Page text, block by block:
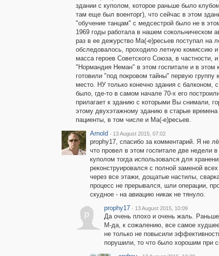
здании с куполом, которое раньше было
там еще был военторг), что сейчас в этом
"обучение танцам" с медсестрой было не в
1969 годы работала в нашем сокольническом
раз в ее дежурство Ма(-е)ресьев поступал на
обследовалось, проходило летную комиссию
масса героев Советского Союза, в частности,
"Нормандия Неман" в этом госпитале и в этом
готовили "под покровом тайны" первую группу
место. НУ только конечно здания с балконом,
было, где-то в самом начале 70-х его
прилагает к зданию с которыми Вы снимали,
этому двухэтажному зданию в старые
пациенты, в том числе и Ма(-е)ресьев.
Arnold · 13 August 2015, 07:02
prophy17, спасибо за комментарий. Я не
что провел в этом госпитале две недели
куполом тогда использовался для
реконструировался с полной заменой
через все этажи, дощатые настилы,
процесс не прерывался, шли операции,
скудное - на авиацию никак не тянуло.
p
prophy17 · 13 August 2015, 10:09
Да очень плохо и очень жаль.
М-да, к сожалению, все самое
не только не повысили
порушили, то что было хорошим при